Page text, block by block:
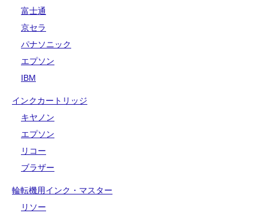
富士通
京セラ
パナソニック
エプソン
IBM
インクカートリッジ
キヤノン
エプソン
リコー
ブラザー
輪転機用インク・マスター
リソー